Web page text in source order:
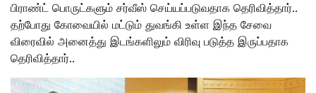
பிராண்ட் பொருட்களும் சர்வீஸ் செய்யப்படுவதாக தெரிவித்தார்..
தற்போது கோவையில் மட்டும் துவங்கி உள்ள இந்த சேவை
விரைவில் அனைத்து இடங்களிலும் விரிவு படுத்த இருப்பதாக
தெரிவித்தார்..